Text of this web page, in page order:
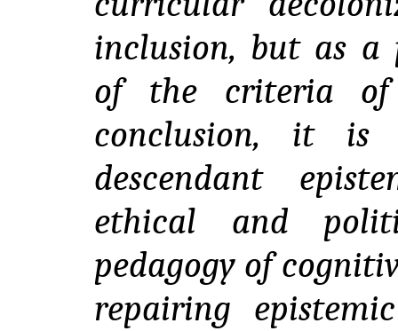
inclusion, but as a
of the criteria of
conclusion, it is
descendant
ethical and
pedagogy of
repairing